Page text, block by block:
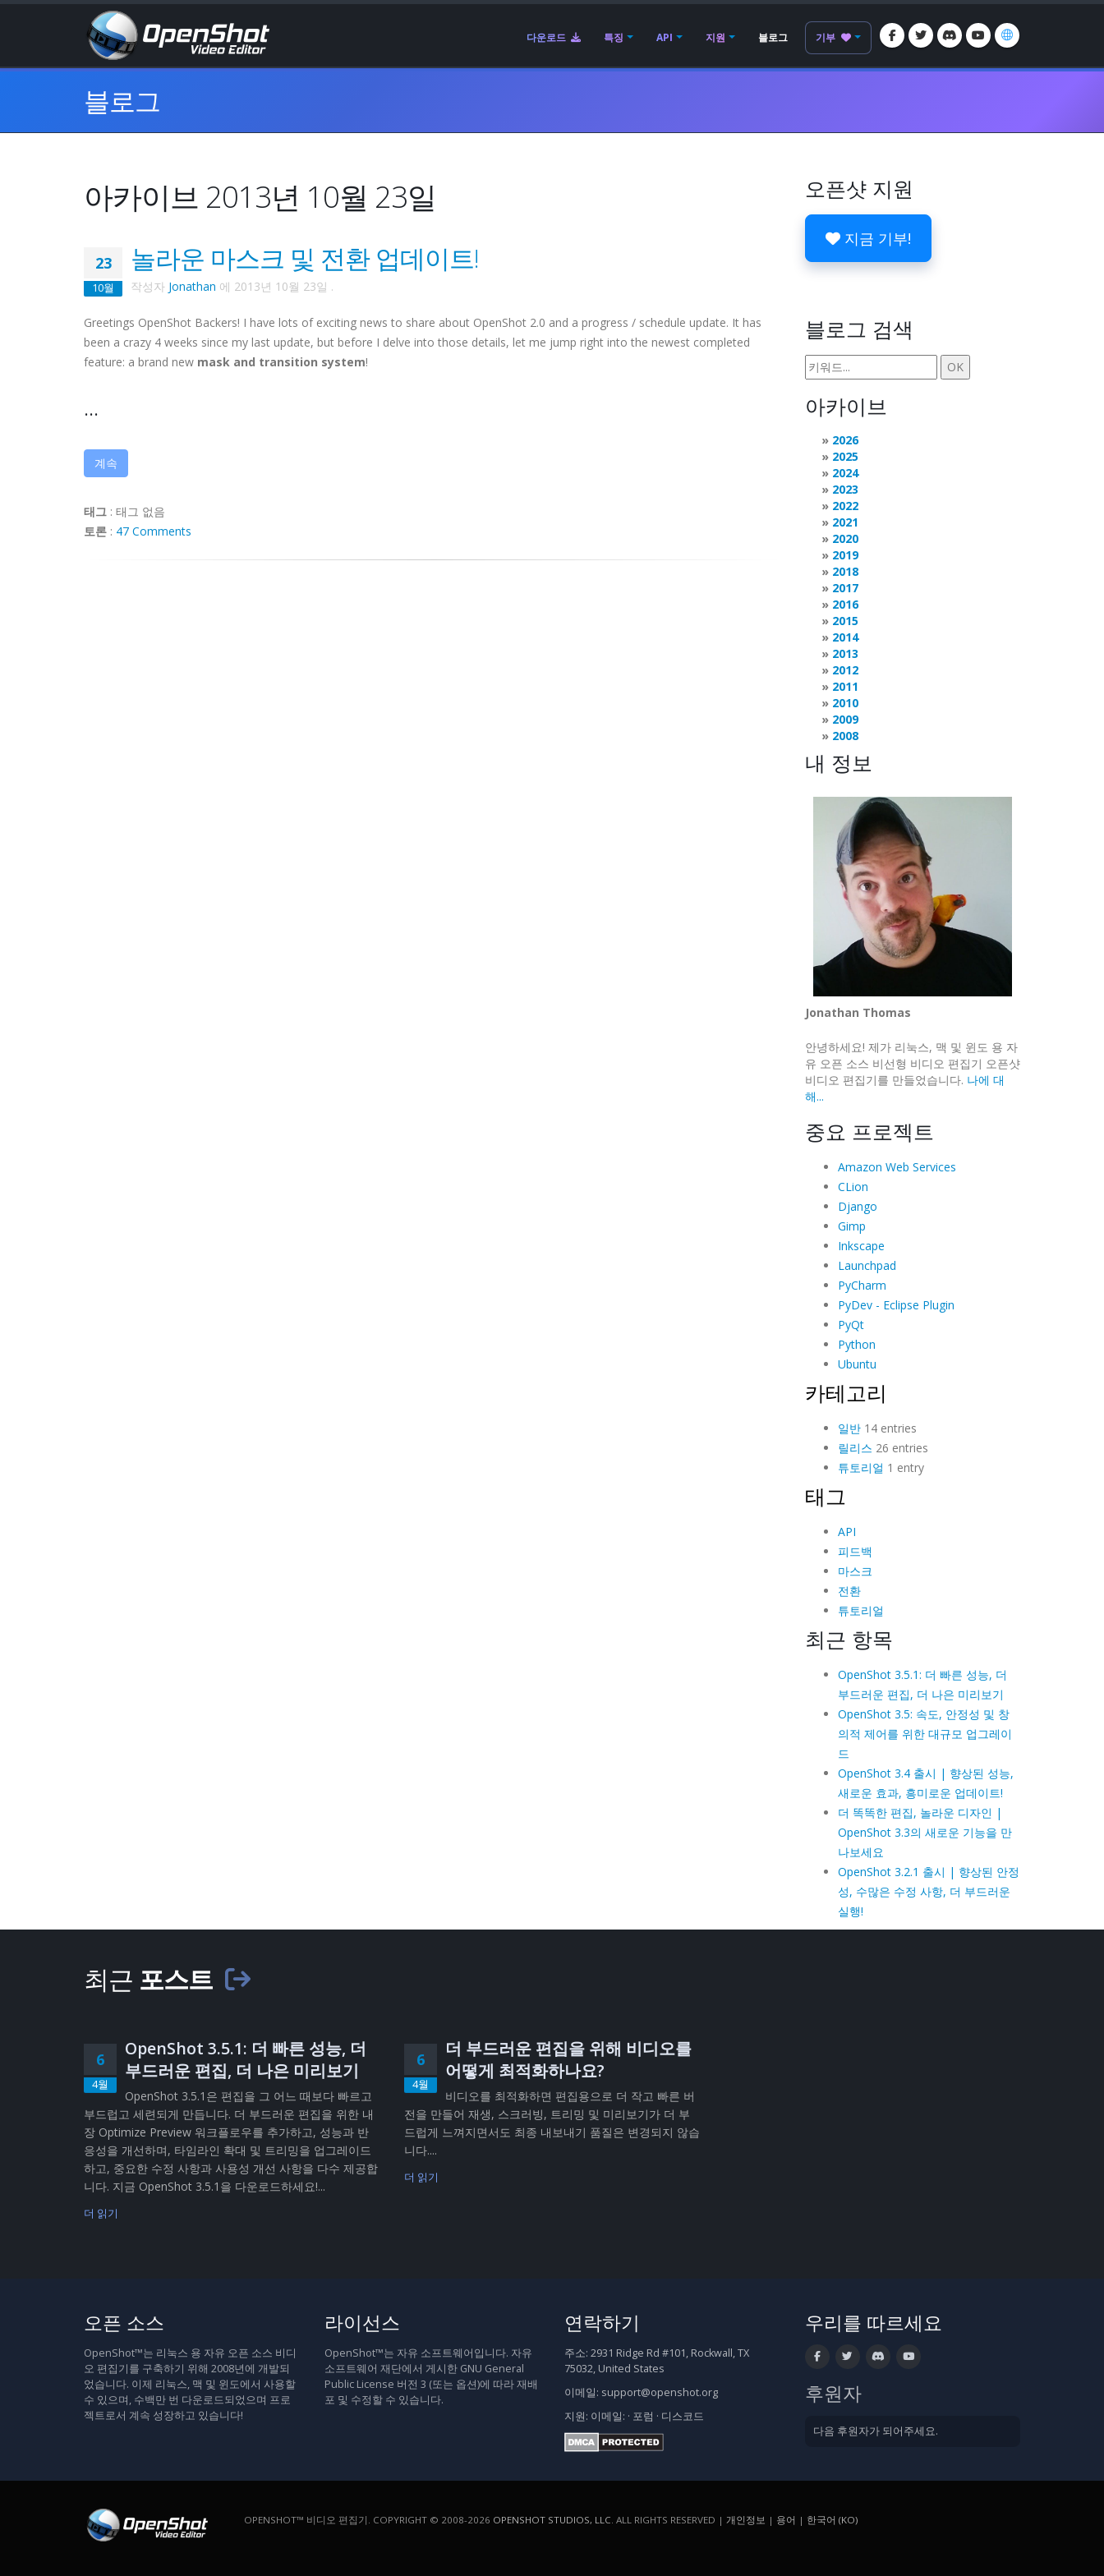
다운로드 특징 API 지원 블로그 기부
블로그
아카이브 2013년 10월 23일
23
10월
놀라운 마스크 및 전환 업데이트!
작성자 Jonathan 에 2013년 10월 23일 .
Greetings OpenShot Backers! I have lots of exciting news to share about OpenShot 2.0 and a progress / schedule update. It has
been a crazy 4 weeks since my last update, but before I delve into those details, let me jump right into the newest completed
feature: a brand new mask and transition system!
...
계속
태그 : 태그 없음
토론 : 47 Comments
오픈샷 지원
지금 기부!
블로그 검색
아카이브
2026
2025
2024
2023
2022
2021
2020
2019
2018
2017
2016
2015
2014
2013
2012
2011
2010
2009
2008
내 정보
Jonathan Thomas
안녕하세요! 제가 리눅스, 맥 및 윈도 용 자
유 오픈 소스 비선형 비디오 편집기 오픈샷
비디오 편집기를 만들었습니다. 나에 대
해...
중요 프로젝트
Amazon Web Services
CLion
Django
Gimp
Inkscape
Launchpad
PyCharm
PyDev - Eclipse Plugin
PyQt
Python
Ubuntu
카테고리
일반14 entries
릴리스 26 entries
튜토리얼 1 entry
태그
API
피드백
마스크
전환
튜토리얼
최근 항목
OpenShot 3.5.1: 더 빠른 성능, 더
부드러운 편집, 더 나은 미리보기
OpenShot 3.5: 속도, 안정성 및 창
의적 제어를 위한 대규모 업그레이
드
OpenShot 3.4 출시 | 향상된 성능,
새로운 효과, 흥미로운 업데이트!
더 똑똑한 편집, 놀라운 디자인 |
OpenShot 3.3의 새로운 기능을 만
나보세요
OpenShot 3.2.1 출시 | 향상된 안정
성, 수많은 수정 사항, 더 부드러운
실행!
최근 포스트
6
4월
OpenShot 3.5.1: 더 빠른 성능, 더
부드러운 편집, 더 나은 미리보기
OpenShot 3.5.1은 편집을 그 어느 때보다 빠르고
부드럽고 세련되게 만듭니다. 더 부드러운 편집을 위한 내
장 Optimize Preview 워크플로우를 추가하고, 성능과 반
응성을 개선하며, 타임라인 확대 및 트리밍을 업그레이드
하고, 중요한 수정 사항과 사용성 개선 사항을 다수 제공합
니다. 지금 OpenShot 3.5.1을 다운로드하세요!...
더 읽기
6
4월
더 부드러운 편집을 위해 비디오를
어떻게 최적화하나요?
비디오를 최적화하면 편집용으로 더 작고 빠른 버
전을 만들어 재생, 스크러빙, 트리밍 및 미리보기가 더 부
드럽게 느껴지면서도 최종 내보내기 품질은 변경되지 않습
니다....
더 읽기
오픈 소스
OpenShot™는 리눅스 용 자유 오픈 소스 비디
오 편집기를 구축하기 위해 2008년에 개발되
었습니다. 이제 리눅스, 맥 및 윈도에서 사용할
수 있으며, 수백만 번 다운로드되었으며 프로
젝트로서 계속 성장하고 있습니다!
라이선스
OpenShot™는 자유 소프트웨어입니다. 자유
소프트웨어 재단에서 게시한 GNU General
Public License 버전 3 (또는 옵션)에 따라 재배
포 및 수정할 수 있습니다.
연락하기
주소: 2931 Ridge Rd #101, Rockwall, TX
75032, United States
이메일: support@openshot.org
지원: 이메일: · 포럼 · 디스코드
우리를 따르세요
후원자
다음 후원자가 되어주세요.
OPENSHOT™ 비디오 편집기. COPYRIGHT © 2008-2026 OPENSHOT STUDIOS, LLC. ALL RIGHTS RESERVED | 개인정보 | 용어 | 한국어 (KO)